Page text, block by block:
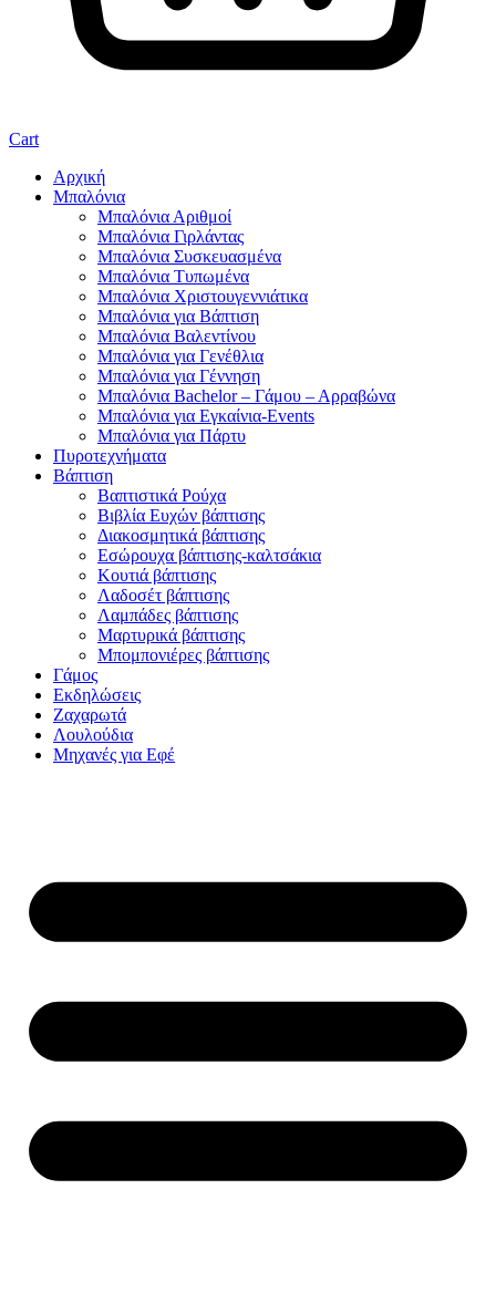
Cart
Αρχική
Μπαλόνια
Μπαλόνια Αριθμοί
Μπαλόνια Γιρλάντας
Μπαλόνια Συσκευασμένα
Μπαλόνια Τυπωμένα
Μπαλόνια Χριστουγεννιάτικα
Μπαλόνια για Βάπτιση
Μπαλόνια Βαλεντίνου
Μπαλόνια για Γενέθλια
Μπαλόνια για Γέννηση
Μπαλόνια Bachelor – Γάμου – Αρραβώνα
Μπαλόνια για Εγκαίνια-Events
Μπαλόνια για Πάρτυ
Πυροτεχνήματα
Βάπτιση
Βαπτιστικά Ρούχα
Βιβλία Ευχών βάπτισης
Διακοσμητικά βάπτισης
Εσώρουχα βάπτισης-καλτσάκια
Κουτιά βάπτισης
Λαδοσέτ βάπτισης
Λαμπάδες βάπτισης
Μαρτυρικά βάπτισης
Μπομπονιέρες βάπτισης
Γάμος
Εκδηλώσεις
Ζαχαρωτά
Λουλούδια
Μηχανές για Εφέ